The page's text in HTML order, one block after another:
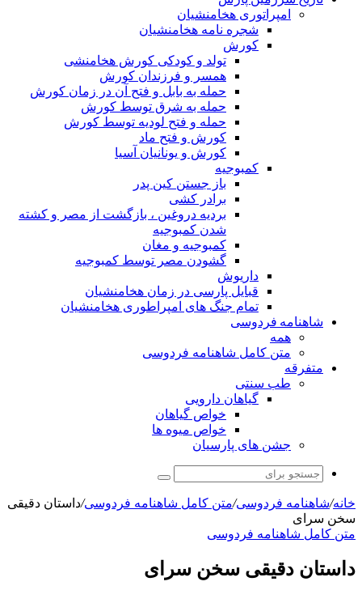
امپراتوری هخامنشیان
شجره نامه هخامنشیان
کورش
تولد و کودکی کورش هخامنشی
همسر و فرزندان کورش
حمله به بابل و فتح آن در زمان کورش
حمله به شرق توسط کورش
حمله و فتح لودیه توسط کورش
کورش و فتح ماد
کورش و یونانیان آسیا
کمبوجیه
باز جستن کین پدر
برادر کشی
بردیه دروغین ، بازگشت از مصر و کشته
شدن کمبوجیه
کمبوجیه و مغان
گشودن مصر توسط کمبوجیه
داریوش
قبایل پارسی در زمان هخامنشیان
تمام جنگ های امپراطوری هخامنشیان
شاهنامه فردوسی
همه
متن کامل شاهنامه فردوسی
متفرقه
طب سنتی
گیاهان دارویی
خواص گیاهان
خواص میوه ها
جشن های پارسیان
جستجو
برای
خانه/شاهنامه فردوسی/متن کامل شاهنامه فردوسی/داستان دقیقى
سخن سراى‏
متن کامل شاهنامه فردوسی
داستان دقیقى سخن سراى‏